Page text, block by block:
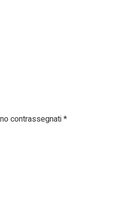
contrassegnati*